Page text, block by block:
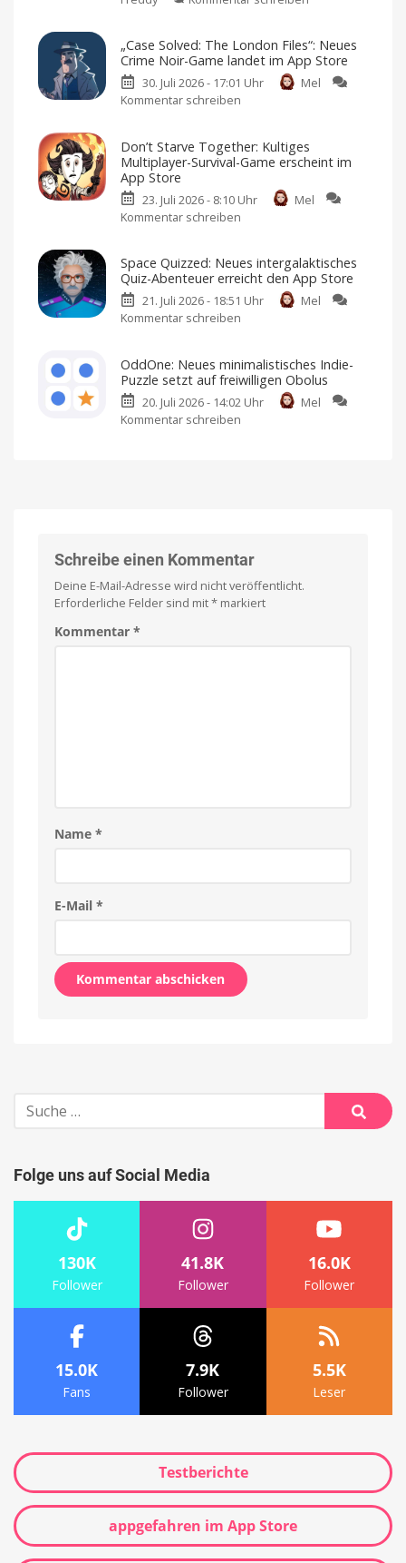
27
landet
auf
Fans
dürfen
freuen
iPad
„Case Solved: The London Files“: Neues
Crime Noir-Game landet im App Store
30. Juli 2026 - 17:01 Uhr
Mel
Kommentar schreiben
The
London
Neues
Game
landet
App
Einmalkauf
Don’t Starve Together: Kultiges
Multiplayer-Survival-Game erscheint im
App Store
23. Juli 2026 - 8:10 Uhr
Mel
Kommentar schreiben
Together:
Kultiges
Multiplayer-
im
App
Store
Space Quizzed: Neues intergalaktisches
Quiz-Abenteuer erreicht den App Store
21. Juli 2026 - 18:51 Uhr
Mel
Kommentar schreiben
Neues
intergalaktisches
Quiz-
OddOne: Neues minimalistisches Indie-
Puzzle setzt auf freiwilligen Obolus
20. Juli 2026 - 14:02 Uhr
Mel
Kommentar schreiben
freiwilligen
Spielbar
iPhones
Schreibe einen Kommentar
Deine E-Mail-Adresse wird nicht veröffentlicht.
Erforderliche Felder sind mit* markiert
Kommentar *
Name *
E-Mail *
Suche
nach:
Suche
Folge uns auf Social Media
130K
Follower
41.8K
Follower
16.0K
Follower
15.0K
Fans
7.9K
Follower
5.5K
Leser
Testberichte
appgefahren im App Store